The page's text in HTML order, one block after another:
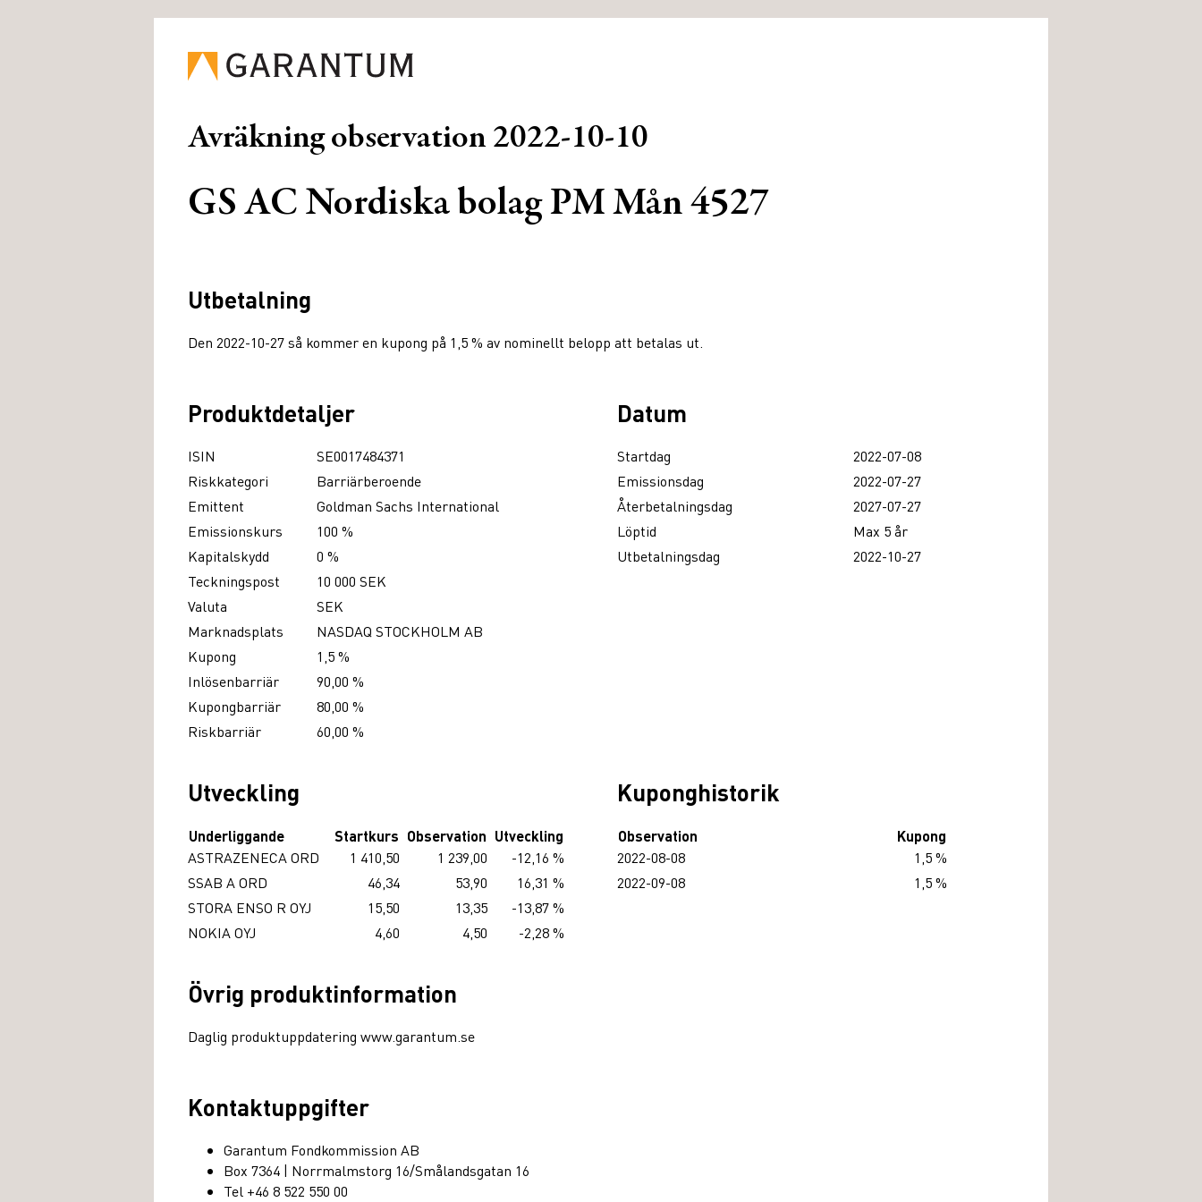
Avräkning observation 2022-10-10
GS AC Nordiska bolag PM Mån 4527
Utbetalning
Den 2022-10-27 så kommer en kupong på 1,5 % av nominellt belopp att betalas ut.
Produktdetaljer
ISIN
SE0017484371
Riskkategori
Barriärberoende
Emittent
Goldman Sachs International
Emissionskurs
100 %
Kapitalskydd
0 %
Teckningspost
10 000 SEK
Valuta
SEK
Marknadsplats
NASDAQ STOCKHOLM AB
Kupong
1,5 %
Inlösenbarriär
90,00 %
Kupongbarriär
80,00 %
Riskbarriär
60,00 %
Datum
Startdag
2022-07-08
Emissionsdag
2022-07-27
Återbetalningsdag
2027-07-27
Löptid
Max 5 år
Utbetalningsdag
2022-10-27
Utveckling
Underliggande Startkurs Observation Utveckling
ASTRAZENECA ORD
1 410,50 1 239,00
-12,16 %
SSAB A ORD
46,34 53,90
16,31 %
STORA ENSO R OYJ
15,50 13,35
-13,87 %
NOKIA OYJ
4,60 4,50 -2,28 %
Kuponghistorik
Observation
Kupong
2022-08-08
1,5 %
2022-09-08
1,5 %
Övrig produktinformation
Daglig produktuppdatering www.garantum.se
Kontaktuppgifter
Garantum Fondkommission AB
Box 7364 | Norrmalmstorg 16/Smålandsgatan 16
Tel +46 8 522 550 00